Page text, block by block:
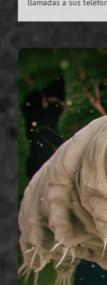
llamadas a sus